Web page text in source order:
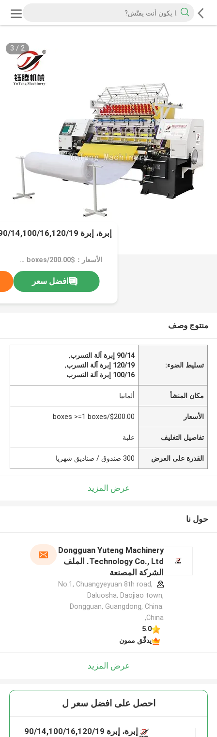
2
/
3
إبرة، إبرة 90/14,100/16,120/19
الأسعار：$200.00/boxes >=1 boxes
افضل سعر
منتوج وصف
تسليط الضوء:
90/14 إبرة آلة التسرب
,
120/19 إبرة آلة التسرب
,
100/16 إبرة آلة التسرب
مكان المنشأ ألمانيا
الأسعار $200.00/boxes >=1 boxes
تفاصيل التغليف علبة
القدرة على العرض 300 صندوق / صناديق شهريا
عرض المزيد
حول نا
Dongguan Yuteng Machinery
Technology Co., Ltd. الملف
الشركة المصنعة
No.1, Chuangyeyuan 8th road,
Daluosha, Daojiao town,
Dongguan, Guangdong, China.
,China
5.0
يدقّق ممون
عرض المزيد
احصل على افضل سعر ل
إبرة، إبرة 90/14,100/16,120/19